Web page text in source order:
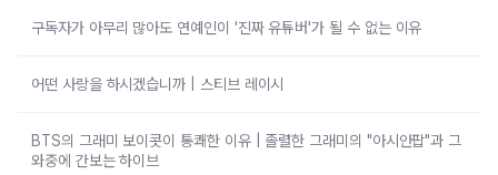
구독자가 아무리 많아도 연예인이 '진짜 유튜버'가 될 수 없는 이유
어떤 사랑을 하시겠습니까 | 스티브 레이시
BTS의 그래미 보이콧이 통쾌한 이유 | 졸렬한 그래미의 "아시안팝"과 그
와중에 간보는 하이브